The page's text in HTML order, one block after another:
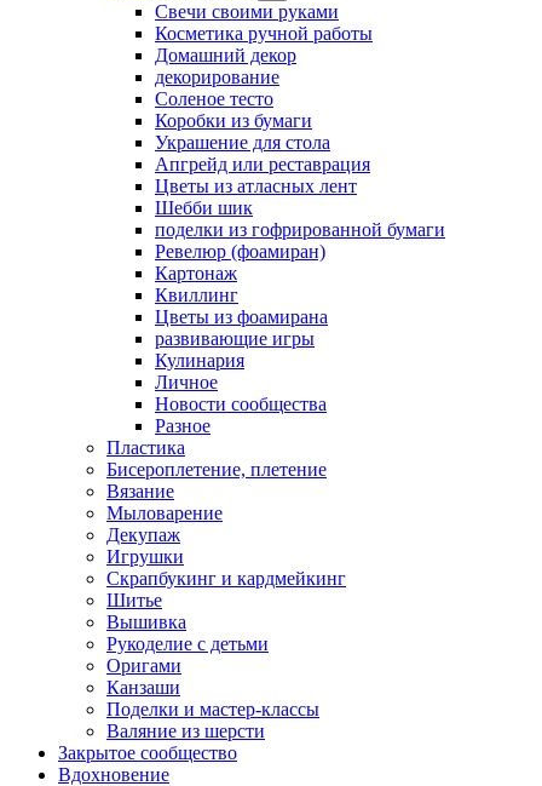
Свечи своими руками
Косметика ручной работы
Домашний декор
декорирование
Соленое тесто
Коробки из бумаги
Украшение для стола
Апгрейд или реставрация
Цветы из атласных лент
Шебби шик
поделки из гофрированной бумаги
Ревелюр (фоамиран)
Картонаж
Квиллинг
Цветы из фоамирана
развивающие игры
Кулинария
Личное
Новости сообщества
Разное
Пластика
Бисероплетение, плетение
Вязание
Мыловарение
Декупаж
Игрушки
Скрапбукинг и кардмейкинг
Шитье
Вышивка
Рукоделие с детьми
Оригами
Канзаши
Поделки и мастер-классы
Валяние из шерсти
Закрытое сообщество
Вдохновение